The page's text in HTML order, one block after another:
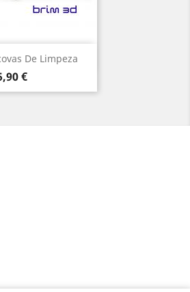
De Limpeza
€
rápida